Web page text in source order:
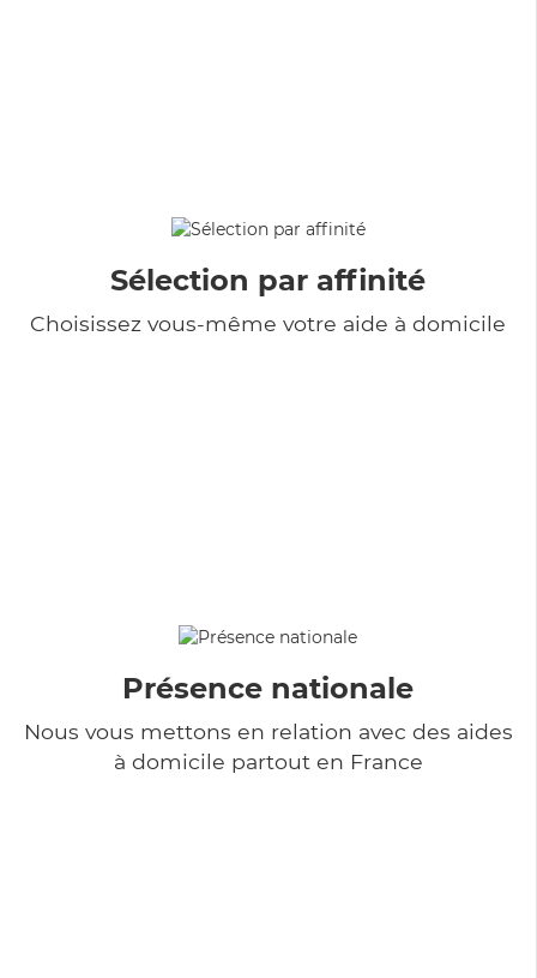
Sélection par affinité
Choisissez vous-même votre aide à domicile
Présence nationale
Nous vous mettons en relation avec des aides
à domicile partout en France